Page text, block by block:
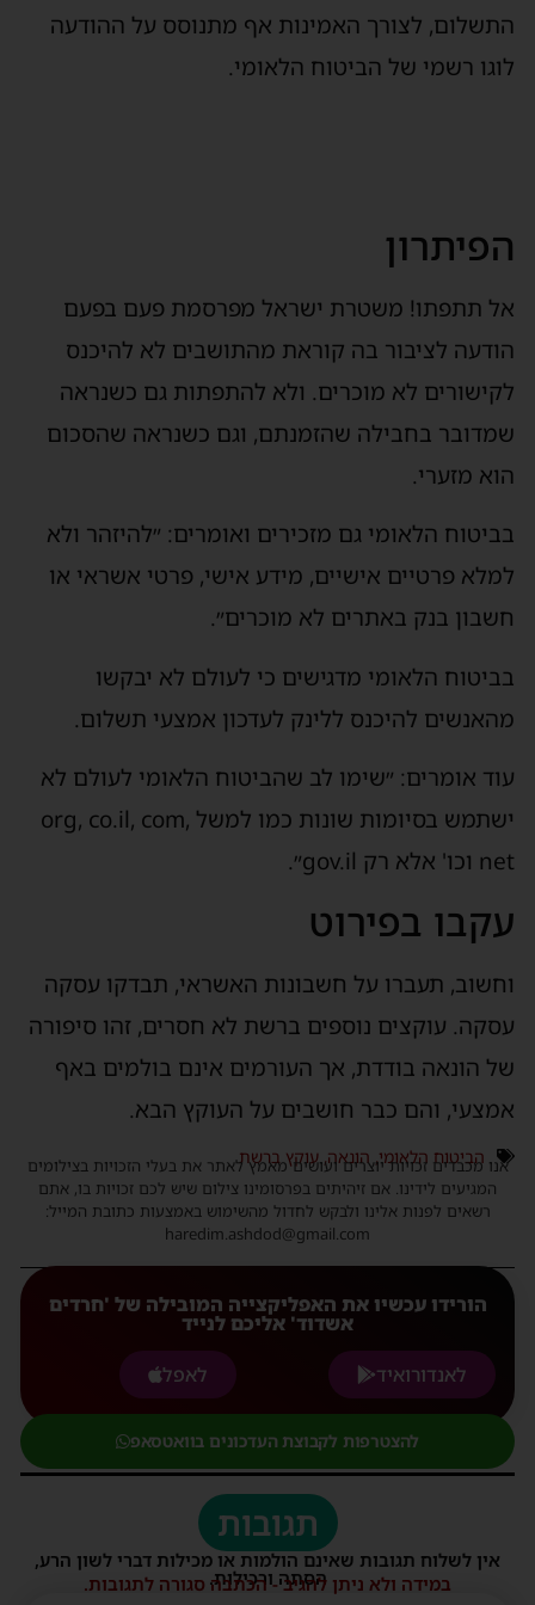
התשלום, לצורך האמינות אף מתנוסס על ההודעה
לוגו רשמי של הביטוח הלאומי.
הפיתרון
אל תתפתו! משטרת ישראל מפרסמת פעם בפעם
הודעה לציבור בה קוראת מהתושבים לא להיכנס
לקישורים לא מוכרים. ולא להתפתות גם כשנראה
שמדובר בחבילה שהזמנתם, וגם כשנראה שהסכום
הוא מזערי.
בביטוח הלאומי גם מזכירים ואומרים: ״להיזהר ולא
למלא פרטיים אישיים, מידע אישי, פרטי אשראי או
חשבון בנק באתרים לא מוכרים״.
בביטוח הלאומי מדגישים כי לעולם לא יבקשו
מהאנשים להיכנס ללינק לעדכון אמצעי תשלום.
עוד אומרים: ״שימו לב שהביטוח הלאומי לעולם לא
ישתמש בסיומות שונות כמו למשל org, co.il, com,
net וכו' אלא רק gov.il״.
עקבו בפירוט
וחשוב, תעברו על חשבונות האשראי, תבדקו עסקה
עסקה. עוקצים נוספים ברשת לא חסרים, זהו סיפורה
של הונאה בודדת, אך העורמים אינם בולמים באף
אמצעי, והם כבר חושבים על העוקץ הבא.
הביטוח הלאומי, הונאה,עוקץ ברשת
אנו מכבדים זכויות יוצרים ועושים מאמץ לאתר את בעלי הזכויות בצילומים
המגיעים לידינו. אם זיהיתים בפרסומינו צילום שיש לכם זכויות בו, אתם
רשאים לפנות אלינו ולבקש לחדול מהשימוש באמצעות כתובת המייל:
haredim.ashdod@gmail.com
הורידו עכשיו את האפליקצייה המובילה של 'חרדים
אשדוד' אליכם לנייד
לאנדורואיד
לאפל
להצטרפות לקבוצת העדכונים בוואטסאפ
תגובות
אין לשלוח תגובות שאינם הולמות או מכילות דברי לשון הרע,
הסתה ורכילות.
במידה ולא ניתן להגיב - הכתבה סגורה לתגובות.